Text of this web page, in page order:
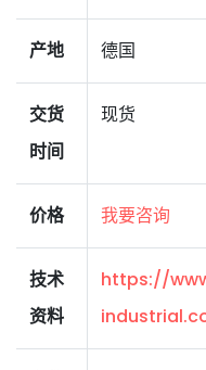
产地 德国
交货
时间
现货
价格 我要咨询
技术
资料
https://